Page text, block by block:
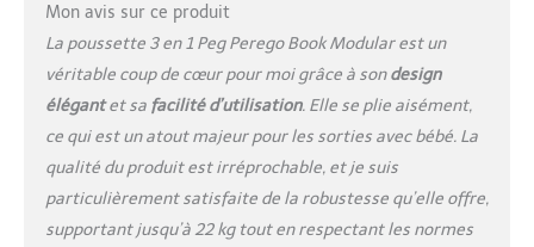
réversible et une
couverture dédiée La
capote est très large et
extensible, offrant une
protection et un confort
accrus pour l'enfant
ROUES SOFT RIDE : Roues
sculptées avec
suspension arrière et
Mon avis sur ce produit
La poussette 3 en 1 Peg Perego Book Modular est un
véritable coup de cœur pour moi grâce à sondesign
élégantet sa facilité d’utilisation. Elle se plie aisément,
ce qui est un atout majeur pour les sorties avec bébé. La
qualité du produit est irréprochable, et je suis
particulièrement satisfaite de la robustesse qu’elle offre,
supportant jusqu’à 22 kg tout en respectant les normes